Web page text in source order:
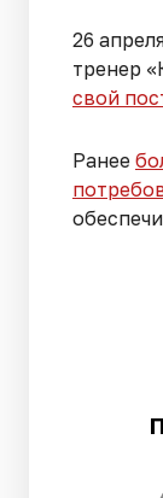
26
тренер
свой
Ранее